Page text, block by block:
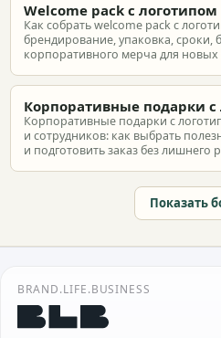
Welcome pack с логотипом
Как собрать welcome pack с
брендирование, упаковка, сроки,
корпоративного мерча для новых
Корпоративные подарки с
Корпоративные подарки с
и сотрудников: как выбрать
и подготовить заказ без лишнего
Показать
BRAND.LIFE.BUSINESS